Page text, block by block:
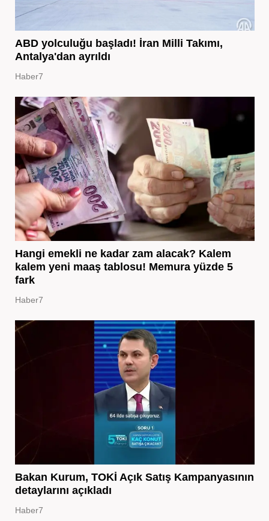
ABD yolculuğu başladı! İran Milli Takımı,
Antalya'dan ayrıldı
Haber7
Hangi emekli ne kadar zam alacak? Kalem
kalem yeni maaş tablosu! Memura yüzde 5
fark
Haber7
Bakan Kurum, TOKİ Açık Satış Kampanyasının
detaylarını açıkladı
Haber7